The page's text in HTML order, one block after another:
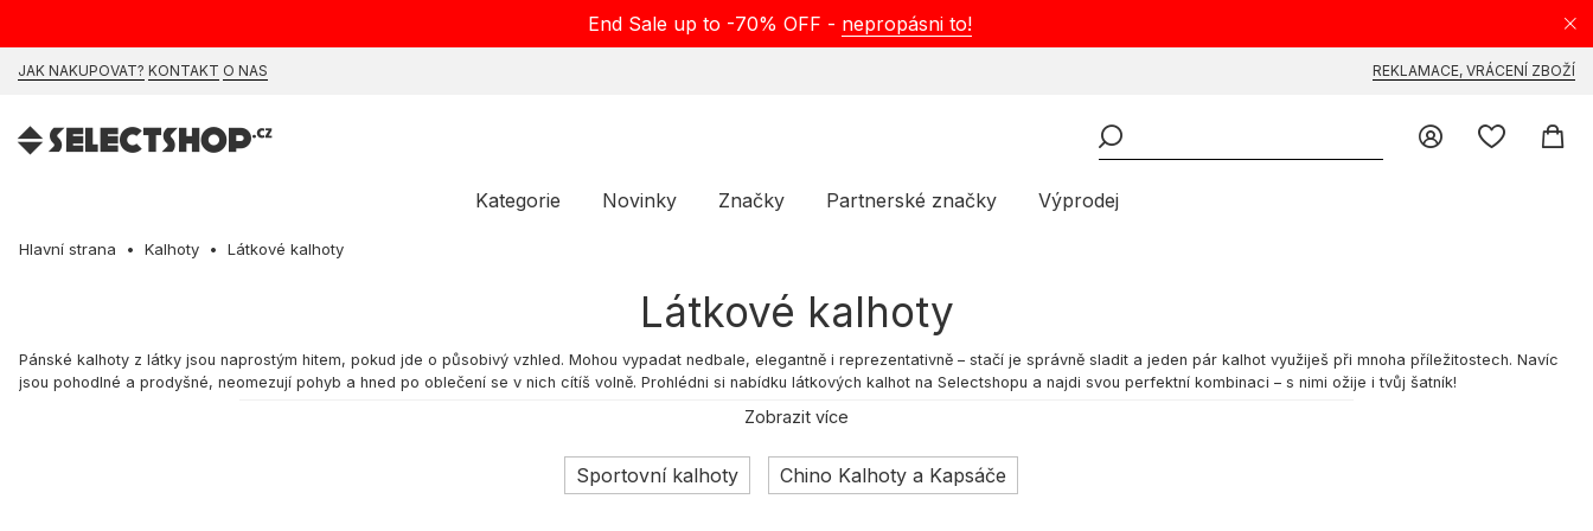
End Sale up to -70% OFF - nepropásni to!
JAK NAKUPOVAT? KONTAKT O NAS REKLAMACE, VRÁCENÍ ZBOŽÍ
Kategorie Novinky Značky Partnerské značky Výprodej
Hlavní strana Kalhoty Látkové kalhoty
Látkové kalhoty
Pánské kalhoty z látky jsou naprostým hitem, pokud jde o působivý vzhled. Mohou vypadat nedbale, elegantně i reprezentativně – stačí je správně sladit a jeden pár kalhot využiješ při mnoha příležitostech. Navíc
jsou pohodlné a prodyšné, neomezují pohyb a hned po oblečení se v nich cítíš volně. Prohlédni si nabídku látkových kalhot na Selectshopu a najdi svou perfektní kombinaci – s nimi ožije i tvůj šatník!
látkových kalhot vytvoří stylový look. Proč je nosit? - **Pohodlí:** měkký, elastický materiál, který neškrtí a udrží komfort během dne. - **Univerzálnost:** vhodné doma, do práce, na procházku i společenské
události. - **Snadná údržba:** většinou vhodné do pračky, nevyžadují složitou péči ani žehlení.
Zobrazit více
Sportovní kalhoty Chino Kalhoty a Kapsáče